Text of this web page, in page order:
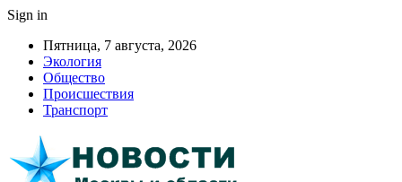
Sign in
Пятница, 7 августа, 2026
Экология
Общество
Происшествия
Транспорт